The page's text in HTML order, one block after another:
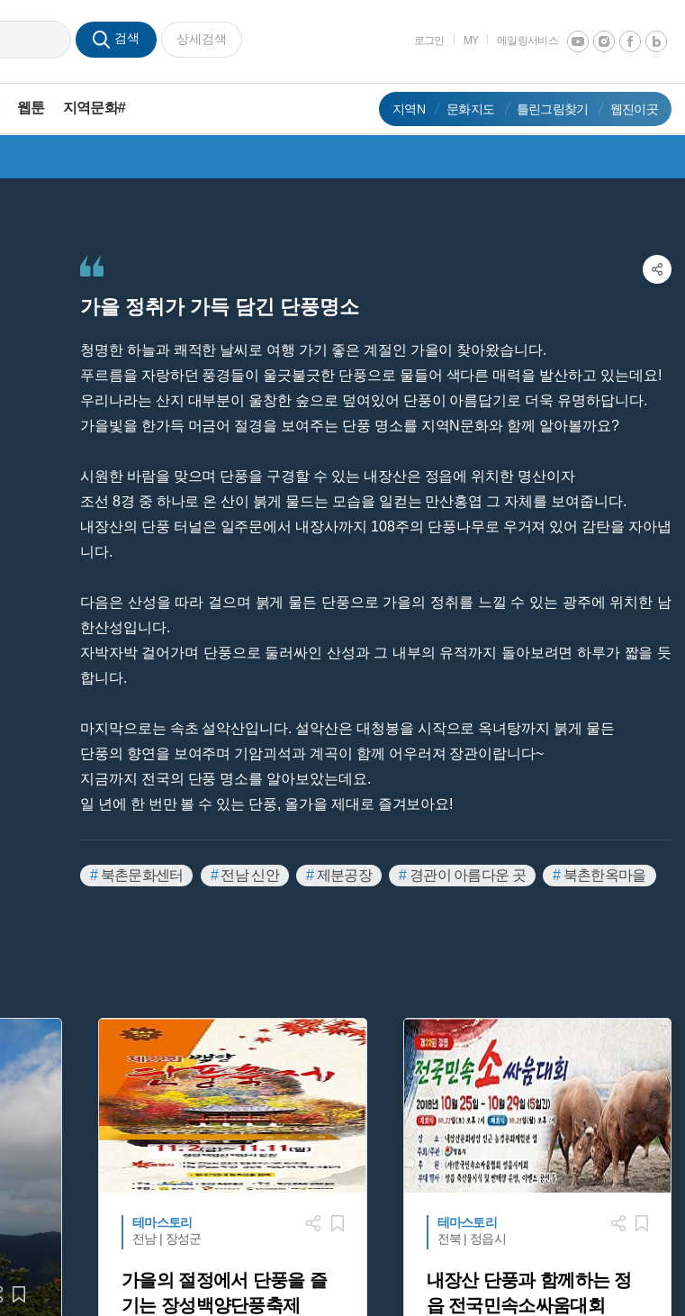
검색 상세검색 로그인 MY 메일링서비스
웹툰 지역문화# 지역N 문화지도 틀린그림찾기 웹진이곳
가을 정취 가 가득 담긴 단풍명소
청명한 하늘과 쾌적한 날씨로 여행 가기 좋은 계절인 가을이 찾아왔습니다.
푸르름을 자랑하던 풍경들이 울긋불긋한 단풍으로 물들어 색다른 매력을 발산하고 있는데요!
우리나라는 산지 대부분이 울창한 숲으로 덮여있어 단풍이 아름답기로 더욱 유명하답니다.
가을빛을 한가득 머금어 절경을 보여주는 단풍 명소를 지역N문화와 함께 알아볼까요?
시원한 바람을 맞으며 단풍을 구경할 수 있는 내장산은 정읍에 위치한 명산이자
조선 8경 중 하나로 온 산이 붉게 물드는 모습을 일컫는 만산홍엽 그 자체를 보여줍니다.
내장산의 단풍 터널은 일주문에서 내장사까지 108주의 단풍나무로 우거져 있어 감탄을 자아냅
니다.
다음은 산성을 따라 걸으며 붉게 물든 단풍으로 가을의 정취를 느낄 수 있는 광주에 위치한 남
한산성입니다.
자박자박 걸어가며 단풍으로 둘러싸인 산성과 그 내부의 유적까지 돌아보려면 하루가 짧을 듯
합니다.
마지막으로는 속초 설악산입니다. 설악산은 대청봉을 시작으로 옥녀탕까지 붉게 물든
단풍의 향연을 보여주며 기암괴석과 계곡이 함께 어우러져 장관이랍니다~
지금까지 전국의 단풍 명소를 알아보았는데요.
일 년에 한 번만 볼 수 있는 단풍, 올가을 제대로 즐겨보아요!
#북촌문화센터 #전남 신안 #제분공장 #경관이 아름다운 곳 #북촌한옥마을
설화 #경기도 산성
테마스토리
전남 | 장성군
가을의 절정에서 단풍을 즐
기는 장성백양단풍축제
테마스토리
전북 | 정읍시
내장산 단풍과 함께하는 정
읍 전국민속소싸움대회